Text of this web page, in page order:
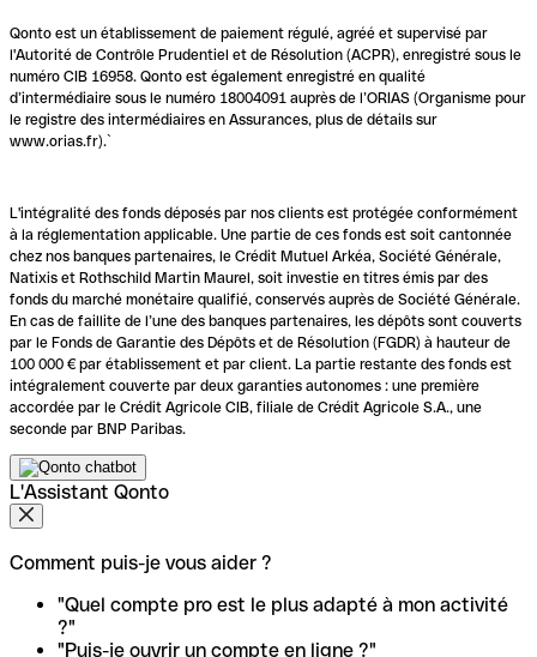
Qonto est un établissement de paiement régulé, agréé et supervisé par
l'Autorité de Contrôle Prudentiel et de Résolution (ACPR), enregistré sous le
numéro CIB 16958. Qonto est également enregistré en qualité
d’intermédiaire sous le numéro 18004091 auprès de l’ORIAS (Organisme pour
le registre des intermédiaires en Assurances, plus de détails sur
www.orias.fr).`
L'intégralité des fonds déposés par nos clients est protégée conformément
à la réglementation applicable. Une partie de ces fonds est soit cantonnée
chez nos banques partenaires, le Crédit Mutuel Arkéa, Société Générale,
Natixis et Rothschild Martin Maurel, soit investie en titres émis par des
fonds du marché monétaire qualifié, conservés auprès de Société Générale.
En cas de faillite de l’une des banques partenaires, les dépôts sont couverts
par le Fonds de Garantie des Dépôts et de Résolution (FGDR) à hauteur de
100 000 € par établissement et par client. La partie restante des fonds est
intégralement couverte par deux garanties autonomes : une première
accordée par le Crédit Agricole CIB, filiale de Crédit Agricole S.A., une
seconde par BNP Paribas.
L'Assistant Qonto
Comment puis-je vous aider ?
"Quel compte pro est le plus adapté à mon activité
?"
"Puis-je ouvrir un compte en ligne ?"